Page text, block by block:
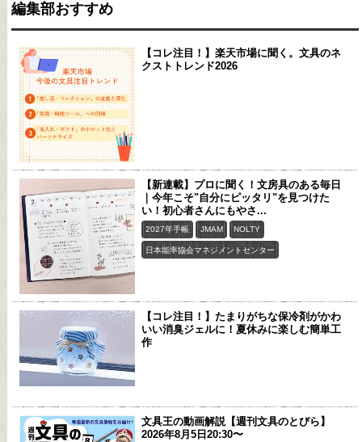
編集部おすすめ
【コレ注目！】楽天市場に聞く。文具のネ
クストトレンド2026
【新連載】プロに聞く！文房具のある毎日
｜今年こそ"自分にピッタリ"を見つけた
い！初心者さんにもやさ...
2027年手帳 JMAM NOLTY
日本能率協会マネジメントセンター
【コレ注目！】たまりがちな保冷剤がかわ
いい消臭ジェルに！夏休みに楽しむ簡単工
作
文具王の動画解説【週刊文具のとびら】
2026年8月5日20:30〜